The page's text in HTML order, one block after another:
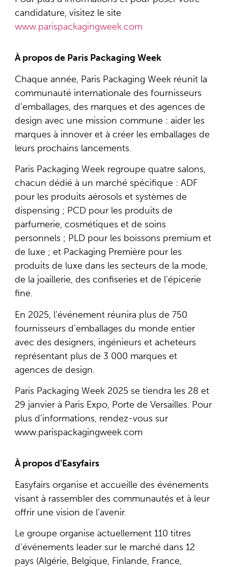
candidature, visitez le site
www.parispackagingweek.com
À propos de Paris Packaging Week
Chaque année, Paris Packaging Week réunit la
communauté internationale des fournisseurs
d’emballages, des marques et des agences de
design avec une mission commune : aider les
marques à innover et à créer les emballages de
leurs prochains lancements.
Paris Packaging Week regroupe quatre salons,
chacun dédié à un marché spécifique : ADF
pour les produits aérosols et systèmes de
dispensing ; PCD pour les produits de
parfumerie, cosmétiques et de soins
personnels ; PLD pour les boissons premium et
de luxe ; et Packaging Première pour les
produits de luxe dans les secteurs de la mode,
de la joaillerie, des confiseries et de l’épicerie
fine.
En 2025, l’événement réunira plus de 750
fournisseurs d’emballages du monde entier
avec des designers, ingénieurs et acheteurs
représentant plus de 3 000 marques et
agences de design.
Paris Packaging Week 2025 se tiendra les 28 et
29 janvier à Paris Expo, Porte de Versailles. Pour
plus d’informations, rendez-vous sur
www.parispackagingweek.com
À propos d’Easyfairs
Easyfairs organise et accueille des événements
visant à rassembler des communautés et à leur
offrir une vision de l’avenir.
Le groupe organise actuellement 110 titres
d’événements leader sur le marché dans 12
pays (Algérie, Belgique, Finlande, France,